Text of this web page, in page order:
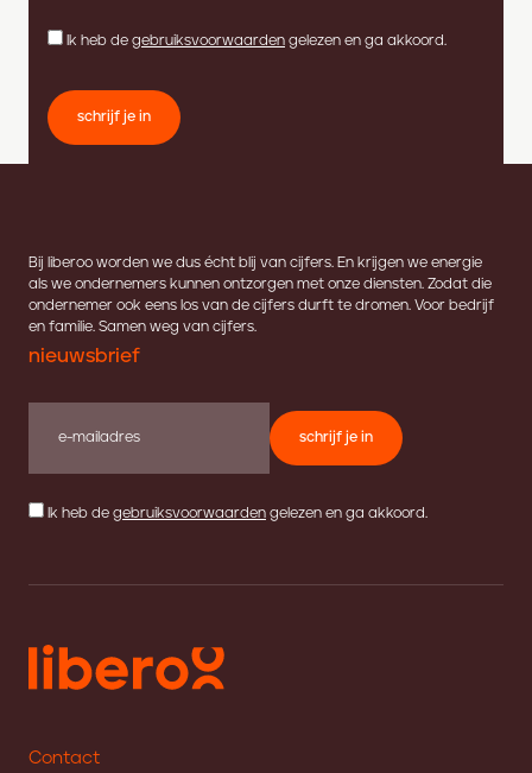
Ik heb de gebruiksvoorwaarden gelezen en ga akkoord.
schrijf je in
Bij liberoo worden we dus écht blij van cijfers. En krijgen we energie
als we ondernemers kunnen ontzorgen met onze diensten. Zodat die
ondernemer ook eens los van de cijfers durft te dromen. Voor bedrijf
en familie. Samen weg van cijfers.
nieuwsbrief
schrijf je in
Ik heb de gebruiksvoorwaarden gelezen en ga akkoord.
Contact